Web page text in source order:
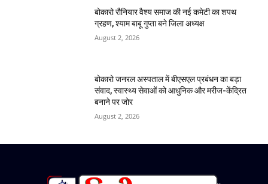
बोकारो रौनियार वैश्य समाज की नई कमेटी का शपथ
ग्रहण, श्याम बाबू गुप्ता बने जिला अध्यक्ष
August 2, 2026
बोकारो जनरल अस्पताल में बीएसएल प्रबंधन का बड़ा
संवाद, स्वास्थ्य सेवाओं को आधुनिक और मरीज-केंद्रित
बनाने पर जोर
August 2, 2026